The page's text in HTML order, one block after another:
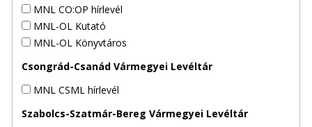
MNL CO:OP hírlevél
MNL-OL Kutató
MNL-OL Könyvtáros
Csongrád-Csanád Vármegyei Levéltár
MNL CSML hírlevél
Szabolcs-Szatmár-Bereg Vármegyei Levéltár